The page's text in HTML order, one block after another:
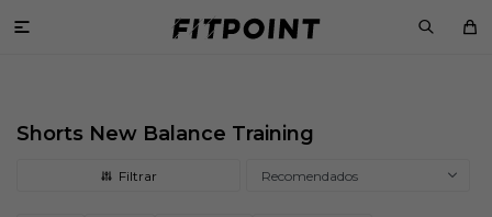

Shorts New Balance Training
Recomendados